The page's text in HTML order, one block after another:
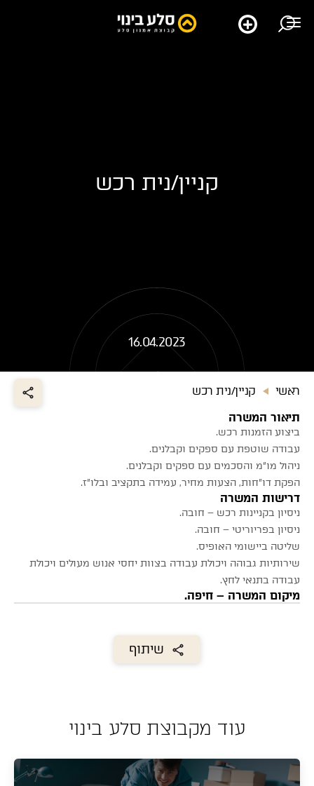
פרויקט
קניין/נית רכש
16.04.2023
ראשי
קניין/נית רכש
תיאור המשרה
ביצוע הזמנות רכש.
עבודה שוטפת עם ספקים וקבלנים.
ניהול מו"מ והסכמים עם ספקים וקבלנים.
הפקת דו"חות, הצעות מחיר, עמידה בתקציב ובלו"ז.
דרישות המשרה
ניסיון בקניינות רכש – חובה.
ניסיון בפריוריטי – חובה.
שליטה ביישומי האופיס.
שירותיות גבוהה ויכולת עבודה בצוות יחסי אנוש מעולים ויכולת
עבודה בתנאי לחץ.
מיקום המשרה – חיפה.
שיתוף
עוד מקבוצת סלע בינוי